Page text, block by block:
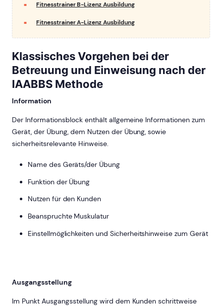
Fitnesstrainer B-Lizenz Ausbildung
Fitnesstrainer A-Lizenz Ausbildung
Klassisches Vorgehen bei der
Betreuung und Einweisung nach der
IAABBS Methode
Information
Der Informationsblock enthält allgemeine Informationen zum
Gerät, der Übung, dem Nutzen der Übung, sowie
sicherheitsrelevante Hinweise.
Name des Geräts/der Übung
Funktion der Übung
Nutzen für den Kunden
Beanspruchte Muskulatur
Einstellmöglichkeiten und Sicherheitshinweise zum Gerät
Ausgangsstellung
Im Punkt Ausgangsstellung wird dem Kunden schrittweise